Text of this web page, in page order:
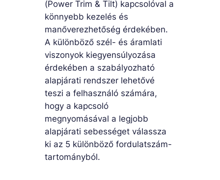
(Power Trim & Tilt) kapcsolóval a
könnyebb kezelés és
manőverezhetőség érdekében.
A különböző szél- és áramlati
viszonyok kiegyensúlyozása
érdekében a szabályozható
alapjárati rendszer lehetővé
teszi a felhasználó számára,
hogy a kapcsoló
megnyomásával a legjobb
alapjárati sebességet válassza
ki az 5 különböző fordulatszám-
tartományból.